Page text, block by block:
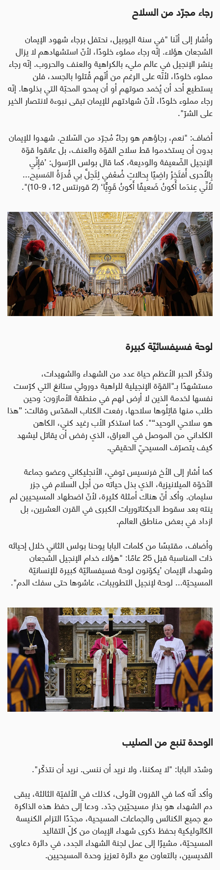
رجاء مجرّد من السلاح
وأشار إلى أنّنا "في سنة اليوبيل، نحتفل برجاء شهود الإيمان
الشجعان هؤلاء. إنّه رجاء مملوء خلودًا، لأنّ استشهادهم لا يزال
ينشر الإنجيل في عالم مليء بالكراهية والعنف والحروب. إنّه رجاء
مملوء خلودًا، لأنّه على الرغم من أنّهم قُتلوا بالجسد، فلن
يستطيع أحد أن يُخمد صوتهم أو أن يمحو المحبّة التي بذلوها. إنّه
رجاء مملوء خلودًا، لأنّ شهادتهم للإيمان تبقى نبوءة لانتصار الخير
على الشرّ".
أضاف: "نعم، رجاؤهم هو رجاءٌ مُجرّد من السّلاح. شهدوا للإيمان
بدون أن يستخدموا قط سلاح القوّة والعنف، بل عانقوا قوّة
الإنجيل الضّعيفة والوديعة، كما قال بولس الرّسول: ’فإِنِّي
بِالأَحرى أَفتَخِرُ راضِيًا بِحالاتِ ضُعْفي لِتَحِلَّ بي قُدرَةُ المَسيح...
لأَنِّي عِندَما أَكونُ ضَعيفًا أَكونُ قَوِيًّا‘ (2 قورنتس 12، 9-10)".
لوحة فسيفسائيّة كبيرة
وتذكّر الحبر الأعظم حياة عدد من الشهداء والشهيدات،
مستشهدًا بـ"القوّة الإنجيلية للراهبة دوروثي ستانغ التي كرّست
نفسها لخدمة الذين لا أرض لهم في منطقة الأمازون: وحين
طلب منها قاتِلُوها سلاحها، رفعت الكتاب المقدّس وقالت: ”هذا
هو سلاحي الوحيد“". كما استذكر الأب رغيد كني، الكاهن
الكلداني من الموصل في العراق، الذي رفض أن يقاتل ليشهد
كيف يتصرّف المسيحيّ الحقيقي.
كما أشار إلى الأخ فرنسيس توفي، الأنجليكاني وعضو جماعة
الأخوّة الميلانيزية، الذي بذل حياته من أجل السلام في جزر
سليمان. وأكد أنّ هناك أمثلة كثيرة، لأنّ اضطهاد المسيحيين لم
ينته بعد سقوط الديكتاتوريات الكبرى في القرن العشرين، بل
ازداد في بعض مناطق العالم.
وأضاف، مقتبسًا من كلمات البابا يوحنا بولس الثاني خلال إحيائه
ذات المناسبة قبل 25 عامًا: "هؤلاء خدام الإنجيل الشجعان
وشهداء الإيمان ’يكوّنون لوحة فسيفسائيّة كبيرة للإنسانيّة
المسيحيّة... لوحة لإنجيل التطويبات، عاشوها حتى سفك الدم".
الوحدة تنبع من الصليب
وشدّد البابا: "لا يمكننا، ولا نريد أن ننسى. نريد أن نتذكّر".
وأكد أنّه كما في القرون الأولى، كذلك في الألفيّة الثالثة، يبقى
دم الشهداء هو بذار مسيحيّين جدّد. ودعا إلى حفظ هذه الذاكرة
مع جميع الكنائس والجماعات المسيحية، مجدّدًا التزام الكنيسة
الكاثوليكية بحفظ ذكرى شهداء الإيمان من كلّ التقاليد
المسيحيّة، مشيرًا إلى عمل لجنة الشهداء الجدد، في دائرة دعاوى
القديسين، بالتعاون مع دائرة تعزيز وحدة المسيحيين.